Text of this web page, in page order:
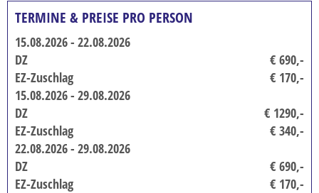
TERMINE & PREISE PRO PERSON
15.08.2026 - 22.08.2026
DZ
€ 690,-
EZ-Zuschlag
€ 170,-
15.08.2026 - 29.08.2026
DZ
€ 1290,-
EZ-Zuschlag
€ 340,-
22.08.2026 - 29.08.2026
DZ
€ 690,-
EZ-Zuschlag
€ 170,-